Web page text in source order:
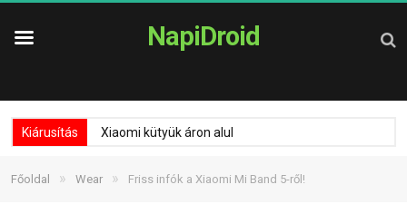
NapiDroid
Kiárusítás Xiaomi kütyük áron alul
Főoldal » Wear » Friss infók a Xiaomi Mi Band 5-ről!